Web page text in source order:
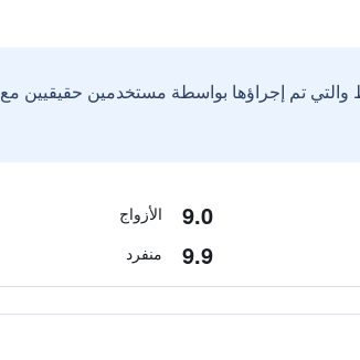
تم إجراؤها بواسطة مستخدمين حقيقيين مع
9.0 الأزواج
9.9 منفرد